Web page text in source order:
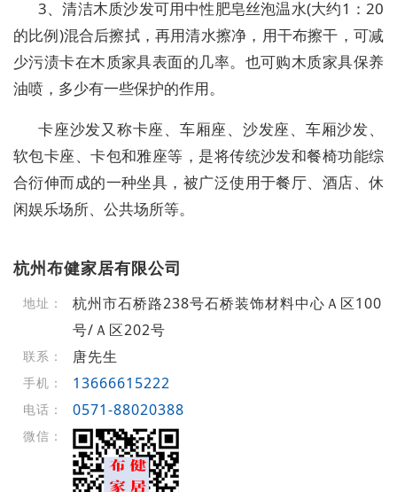
3、清洁木质沙发可用中性肥皂丝泡温水(大约1：20
的比例)混合后擦拭，再用清水擦净，用干布擦干，可减
少污渍卡在木质家具表面的几率。也可购木质家具保养
油喷，多少有一些保护的作用。
卡座沙发又称卡座、车厢座、沙发座、车厢沙发、
软包卡座、卡包和雅座等，是将传统沙发和餐椅功能综
合衍伸而成的一种坐具，被广泛使用于餐厅、酒店、休
闲娱乐场所、公共场所等。
杭州布健家居有限公司
地址：
杭州市石桥路238号石桥装饰材料中心Ａ区100
号/Ａ区202号
联系： 唐先生
手机： 13666615222
电话： 0571-88020388
微信：